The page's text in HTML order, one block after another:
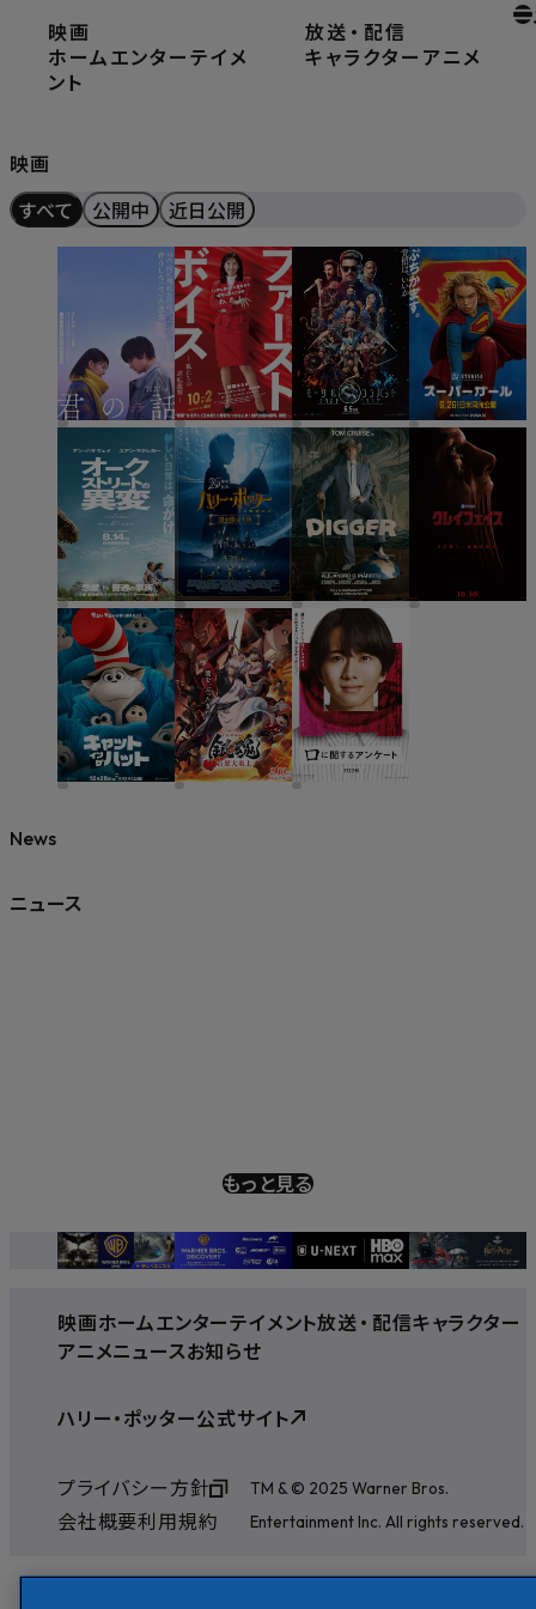
映画
ホームエンターテイメ
ント
放送 ・ 配信
キャラクター アニメ
映画
すべて
公開中 近日公開
News
ニュース
もっと見る
映画ホームエンターテイメント放送・ 配信キャラクター
アニメニュースお知らせ
ハリー・ポッター公式サイト
プライバシー方針
会社概要利用規約
TM & © 2025 Warner Bros.
Entertainment Inc. All rights reserved.